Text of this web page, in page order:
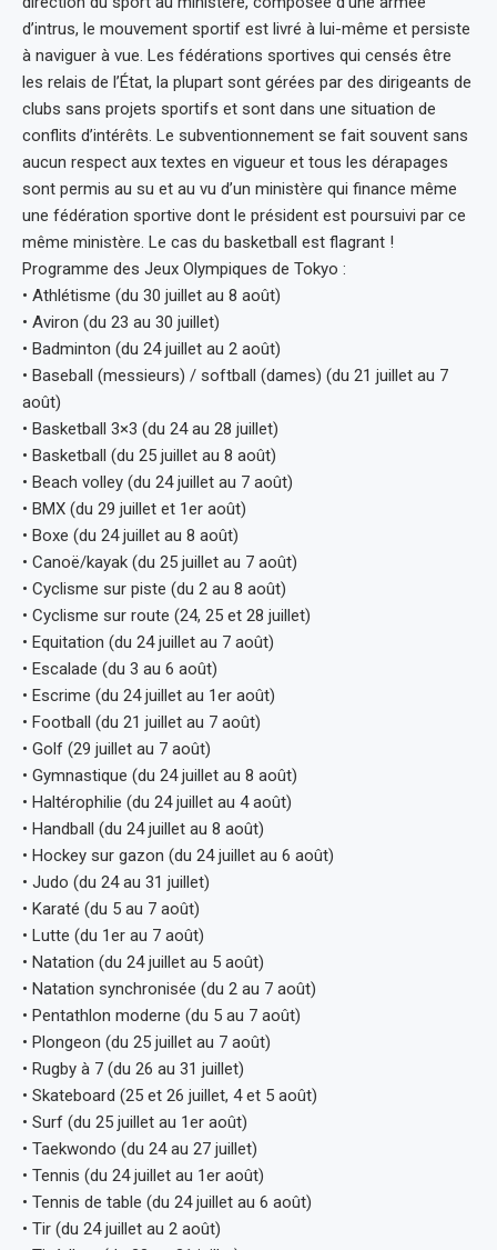
d’intrus, le mouvement sportif est livré à lui-même et persiste
à naviguer à vue. Les fédérations sportives qui censés être
les relais de l’État, la plupart sont gérées par des dirigeants de
clubs sans projets sportifs et sont dans une situation de
conflits d’intérêts. Le subventionnement se fait souvent sans
aucun respect aux textes en vigueur et tous les dérapages
sont permis au su et au vu d’un ministère qui finance même
une fédération sportive dont le président est poursuivi par ce
même ministère. Le cas du basketball est flagrant !
Programme des Jeux Olympiques de Tokyo :
• Athlétisme (du 30 juillet au 8 août)
• Aviron (du 23 au 30 juillet)
• Badminton (du 24 juillet au 2 août)
• Baseball (messieurs) / softball (dames) (du 21 juillet au 7
août)
• Basketball 3×3 (du 24 au 28 juillet)
• Basketball (du 25 juillet au 8 août)
• Beach volley (du 24 juillet au 7 août)
• BMX (du 29 juillet et 1er août)
• Boxe (du 24 juillet au 8 août)
• Canoë/kayak (du 25 juillet au 7 août)
• Cyclisme sur piste (du 2 au 8 août)
• Cyclisme sur route (24, 25 et 28 juillet)
• Equitation (du 24 juillet au 7 août)
• Escalade (du 3 au 6 août)
• Escrime (du 24 juillet au 1er août)
• Football (du 21 juillet au 7 août)
• Golf (29 juillet au 7 août)
• Gymnastique (du 24 juillet au 8 août)
• Haltérophilie (du 24 juillet au 4 août)
• Handball (du 24 juillet au 8 août)
• Hockey sur gazon (du 24 juillet au 6 août)
• Judo (du 24 au 31 juillet)
• Karaté (du 5 au 7 août)
• Lutte (du 1er au 7 août)
• Natation (du 24 juillet au 5 août)
• Natation synchronisée (du 2 au 7 août)
• Pentathlon moderne (du 5 au 7 août)
• Plongeon (du 25 juillet au 7 août)
• Rugby à 7 (du 26 au 31 juillet)
• Skateboard (25 et 26 juillet, 4 et 5 août)
• Surf (du 25 juillet au 1er août)
• Taekwondo (du 24 au 27 juillet)
• Tennis (du 24 juillet au 1er août)
• Tennis de table (du 24 juillet au 6 août)
• Tir (du 24 juillet au 2 août)